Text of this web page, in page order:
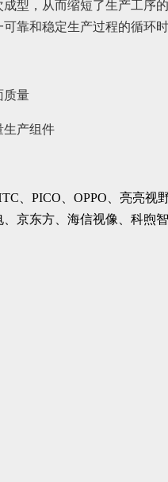
型，从而缩短了生产工序
靠和稳定生产过程的循环
质量
生产组件
、PICO、OPPO、亮亮
京东方、海信视像、科